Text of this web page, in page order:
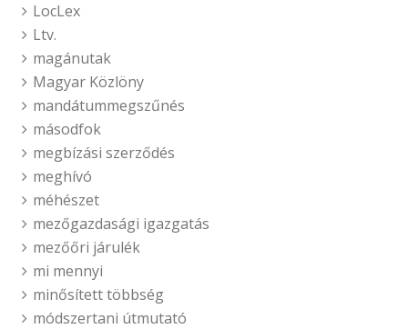
LocLex
Ltv.
magánutak
Magyar Közlöny
mandátummegszűnés
másodfok
megbízási szerződés
meghívó
méhészet
mezőgazdasági igazgatás
mezőőri járulék
mi mennyi
minősített többség
módszertani útmutató